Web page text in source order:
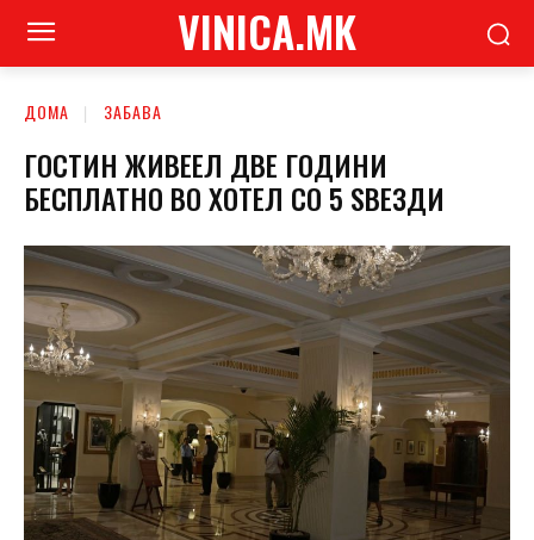
VINICA.MK
ДОМА ЗАБАВА
ГОСТИН ЖИВЕЕЛ ДВЕ ГОДИНИ
БЕСПЛАТНО ВО ХОТЕЛ СО 5 ЅВЕЗДИ